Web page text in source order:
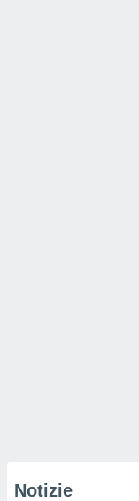
Notizie